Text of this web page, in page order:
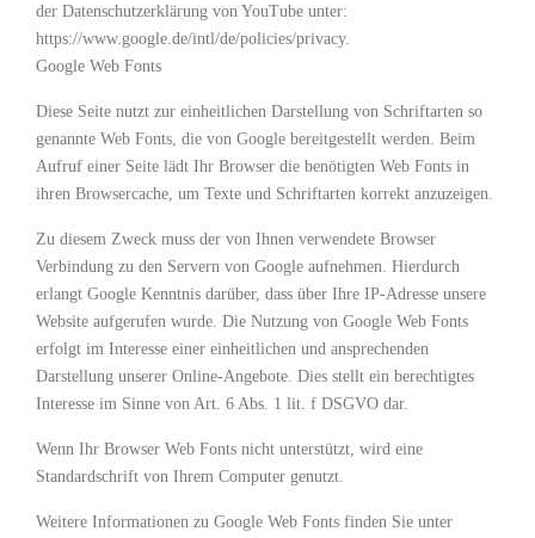
der Datenschutzerklärung von YouTube unter:
https://www.google.de/intl/de/policies/privacy.
Google Web Fonts
Diese Seite nutzt zur einheitlichen Darstellung von Schriftarten so
genannte Web Fonts, die von Google bereitgestellt werden. Beim
Aufruf einer Seite lädt Ihr Browser die benötigten Web Fonts in
ihren Browsercache, um Texte und Schriftarten korrekt anzuzeigen.
Zu diesem Zweck muss der von Ihnen verwendete Browser
Verbindung zu den Servern von Google aufnehmen. Hierdurch
erlangt Google Kenntnis darüber, dass über Ihre IP-Adresse unsere
Website aufgerufen wurde. Die Nutzung von Google Web Fonts
erfolgt im Interesse einer einheitlichen und ansprechenden
Darstellung unserer Online-Angebote. Dies stellt ein berechtigtes
Interesse im Sinne von Art. 6 Abs. 1 lit. f DSGVO dar.
Wenn Ihr Browser Web Fonts nicht unterstützt, wird eine
Standardschrift von Ihrem Computer genutzt.
Weitere Informationen zu Google Web Fonts finden Sie unter